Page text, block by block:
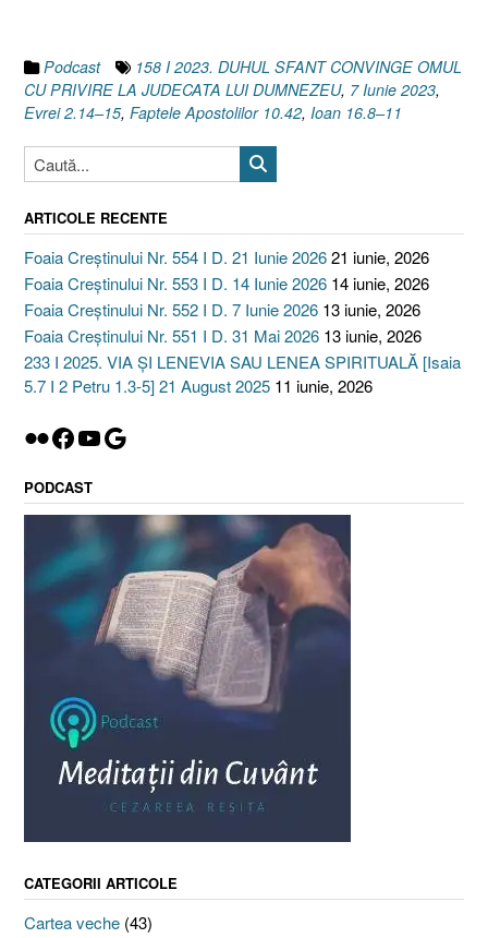
I
Evrei
2.14–
Podcast
158 I 2023. DUHUL SFANT CONVINGE OMUL
CU PRIVIRE LA JUDECATA LUI DUMNEZEU, 7 Iunie 2023,
Evrei 2.14–15, Faptele Apostolilor 10.42, Ioan 16.8–11
ARTICOLE RECENTE
Foaia Creștinului Nr. 554 I D. 21 Iunie 202621 iunie, 2026
Foaia Creștinului Nr. 553 I D. 14 Iunie 2026 14 iunie, 2026
Foaia Creștinului Nr. 552 I D. 7 Iunie 2026 13 iunie, 2026
Foaia Creștinului Nr. 551 I D. 31 Mai 2026 13 iunie, 2026
233 I 2025. VIA ȘI LENEVIA SAU LENEA SPIRITUALĂ [Isaia
5.7 I 2 Petru 1.3-5] 21 August 2025 11 iunie, 2026
Flickr
Facebook
YouTube
Google
PODCAST
CATEGORII ARTICOLE
Cartea veche (43)